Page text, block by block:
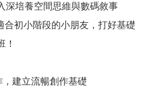
深培養空間思維與數碼敘事
合初小階段的小朋友，打好基礎
！
建立流暢創作基礎